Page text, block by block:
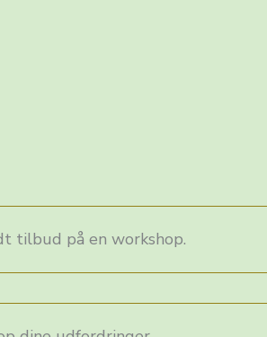
tilbud på en workshop.